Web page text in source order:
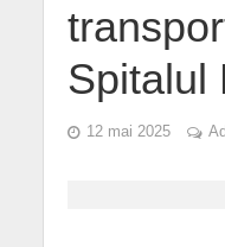
Spitalul
12 mai 2025